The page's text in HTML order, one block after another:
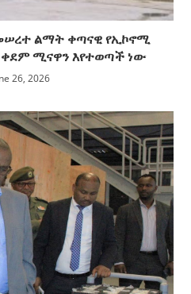
ልማት ቀጣናዊ የኢኮኖሚ
ቀደም ሚናዋን እየተወጣች ነው
26, 2026